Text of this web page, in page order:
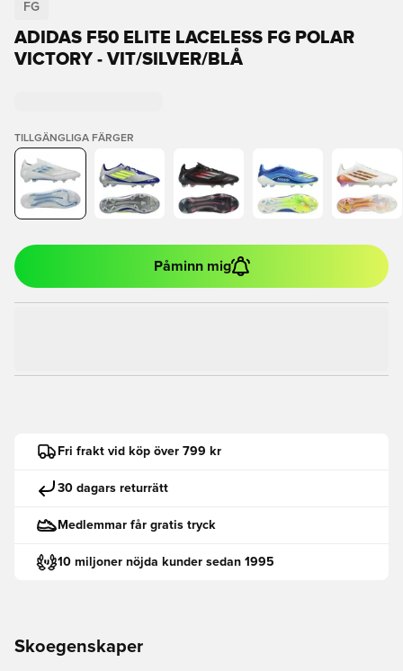
FG
ADIDAS F50 ELITE LACELESS FG POLAR
VICTORY - VIT/SILVER/BLÅ
TILLGÄNGLIGA FÄRGER
Påminn mig
Fri frakt vid köp över 799 kr
30 dagars returrätt
Medlemmar får gratis tryck
10 miljoner nöjda kunder sedan 1995
Skoegenskaper